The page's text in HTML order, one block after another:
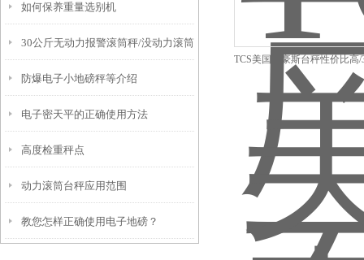
什么优势？
如何保养重量选别机
30公斤无动力报警滚筒秤/没动力滚筒
称
防爆电子小地磅秤等介绍
电子密天平的正确使用方法
高度检重秤点
动力滚筒台秤应用范围
教您怎样正确使用电子地磅？
TCS美国奥豪斯台秤性价比高
计重台秤/